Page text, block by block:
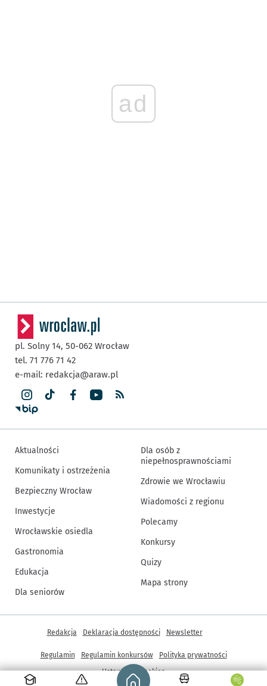
ad
Strona główna - wroclaw.pl
pl. Solny 14, 50-062 Wrocław
tel. 71 776 71 42
e-mail: redakcja@araw.pl
Aktualności
Komunikaty i ostrzeżenia
Bezpieczny Wrocław
Inwestycje
Wrocławskie osiedla
Gastronomia
Edukacja
Dla seniorów
Dla osób z
niepełnosprawnościami
Zdrowie we Wrocławiu
Wiadomości z regionu
Polecamy
Konkursy
Quizy
Mapa strony
Inne informacje
Redakcja Deklaracja dostępności Newsletter
Regulamin Regulamin konkursów
Polityka prywatności
Ustawienia cookies